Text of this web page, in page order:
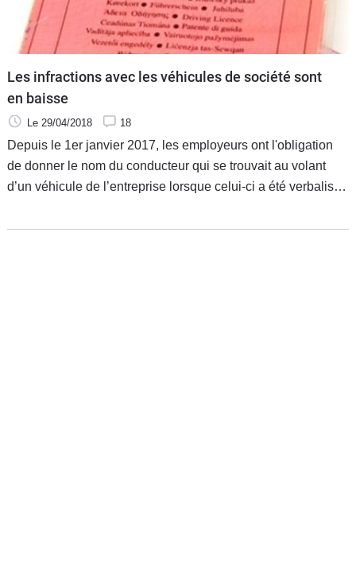
Les infractions avec les véhicules de société sont
en baisse
Le 29/04/2018 18
Depuis le 1er janvier 2017, les employeurs ont l'obligation
de donner le nom du conducteur qui se trouvait au volant
d’un véhicule de l’entreprise lorsque celui-ci a été verbalisé
un recul qui permet de faire des bilans. Parmi ceux-là, une